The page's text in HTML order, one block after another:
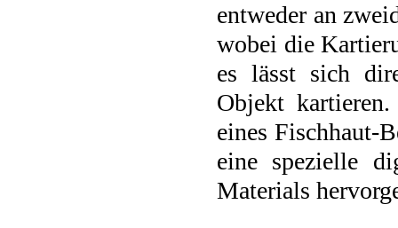
entweder an
wobei die
es lässt sich
Objekt
eines Fischhaut-
eine spezielle
Materials